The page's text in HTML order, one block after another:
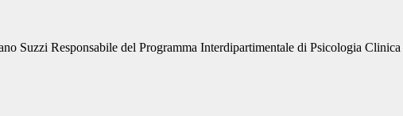
Suzzi Responsabile del Programma Interdipartimentale di Psicologia